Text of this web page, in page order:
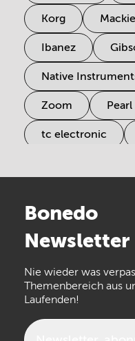
Korg Mackie
Ibanez
Native
Zoom Pearl
tc electronic
Arturia
the t.bone
Walrus Audio
Bonedo
Newsletter
Nie wieder was
Themenbereich aus
Laufenden!